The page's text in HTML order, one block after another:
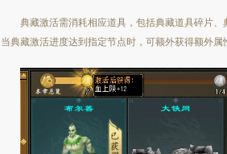
典藏激活需消耗相应道具，包括典藏道具碎片、
当典藏激活进度达到指定节点时，可额外获得额外属